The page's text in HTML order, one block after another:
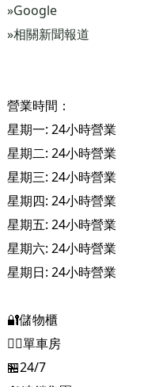
»Google
»相關新聞報道
營業時間：
星期一: 24小時營業
星期二: 24小時營業
星期三: 24小時營業
星期四: 24小時營業
星期五: 24小時營業
星期六: 24小時營業
星期日: 24小時營業
🔐儲物櫃
🚴‍♂️單車房
🏪24/7